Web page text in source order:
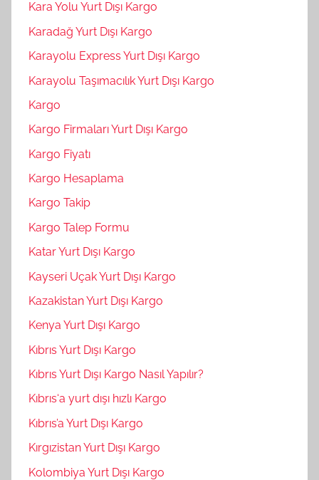
Kara Yolu Yurt Dışı Kargo
Karadağ Yurt Dışı Kargo
Karayolu Express Yurt Dışı Kargo
Karayolu Taşımacılık Yurt Dışı Kargo
Kargo
Kargo Firmaları Yurt Dışı Kargo
Kargo Fiyatı
Kargo Hesaplama
Kargo Takip
Kargo Talep Formu
Katar Yurt Dışı Kargo
Kayseri Uçak Yurt Dışı Kargo
Kazakistan Yurt Dışı Kargo
Kenya Yurt Dışı Kargo
Kıbrıs Yurt Dışı Kargo
Kıbrıs Yurt Dışı Kargo Nasıl Yapılır?
Kıbrıs‘a yurt dışı hızlı Kargo
Kıbrıs’a Yurt Dışı Kargo
Kırgızistan Yurt Dışı Kargo
Kolombiya Yurt Dışı Kargo